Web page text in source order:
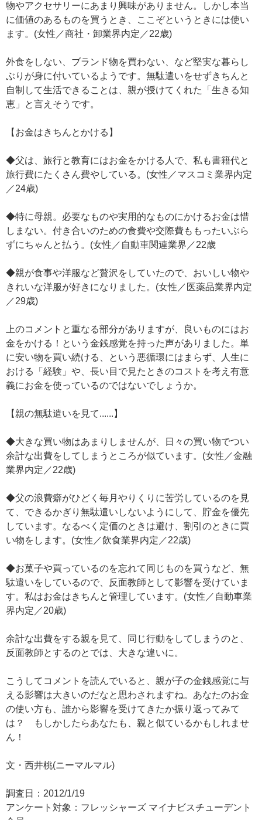
物やアクセサリーにあまり興味がありません。しかし本当
に価値のあるものを買うとき、ここぞというときには使い
ます。(女性／商社・卸業界内定／22歳)
外食をしない、ブランド物を買わない、など堅実な暮らし
ぶりが身に付いているようです。無駄遣いをせずきちんと
自制して生活できることは、親が授けてくれた「生きる知
恵」と言えそうです。
【お金はきちんとかける】
◆父は、旅行と教育にはお金をかける人で、私も書籍代と
旅行費にたくさん費やしている。(女性／マスコミ業界内定
／24歳)
◆特に母親。必要なものや実用的なものにかけるお金は惜
しまない。付き合いのための食費や交際費ももったいぶら
ずにちゃんと払う。(女性／自動車関連業界／22歳
◆親が食事や洋服など贅沢をしていたので、おいしい物や
きれいな洋服が好きになりました。(女性／医薬品業界内定
／29歳)
上のコメントと重なる部分がありますが、良いものにはお
金をかける！という金銭感覚を持った声がありました。単
に安い物を買い続ける、という悪循環にはまらず、人生に
おける「経験」や、長い目で見たときのコストを考え有意
義にお金を使っているのではないでしょうか。
【親の無駄遣いを見て......】
◆大きな買い物はあまりしませんが、日々の買い物でつい
余計な出費をしてしまうところが似ています。(女性／金融
業界内定／22歳)
◆父の浪費癖がひどく毎月やりくりに苦労しているのを見
て、できるかぎり無駄遣いしないようにして、貯金を優先
しています。なるべく定価のときは避け、割引のときに買
い物をします。(女性／飲食業界内定／22歳)
◆お菓子や買っているのを忘れて同じものを買うなど、無
駄遣いをしているので、反面教師として影響を受けていま
す。私はお金はきちんと管理しています。(女性／自動車業
界内定／20歳)
余計な出費をする親を見て、同じ行動をしてしまうのと、
反面教師とするのとでは、大きな違いに。
こうしてコメントを読んでいると、親が子の金銭感覚に与
える影響は大きいのだなと思わされますね。あなたのお金
の使い方も、誰から影響を受けてきたか振り返ってみて
は？ もしかしたらあなたも、親と似ているかもしれませ
ん！
文・西井桃(ニーマルマル)
調査日：2012/1/19
アンケート対象：フレッシャーズ マイナビスチューデント